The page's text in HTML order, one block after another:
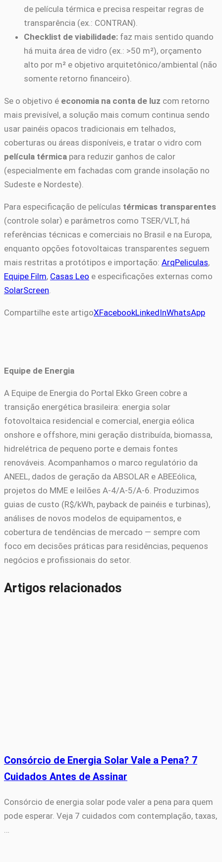
de película térmica e precisa respeitar regras de
transparência (ex.: CONTRAN).
Checklist de viabilidade: faz mais sentido quando
há muita área de vidro (ex.: >50 m²), orçamento
alto por m² e objetivo arquitetônico/ambiental (não
somente retorno financeiro).
Se o objetivo é economia na conta de luz com retorno
mais previsível, a solução mais comum continua sendo
usar painéis opacos tradicionais em telhados,
coberturas ou áreas disponíveis, e tratar o vidro com
película térmica para reduzir ganhos de calor
(especialmente em fachadas com grande insolação no
Sudeste e Nordeste).
Para especificação de películas térmicas transparentes
(controle solar) e parâmetros como TSER/VLT, há
referências técnicas e comerciais no Brasil e na Europa,
enquanto opções fotovoltaicas transparentes seguem
mais restritas a protótipos e importação: ArqPeliculas,
Equipe Film, Casas Leo e especificações externas como
SolarScreen.
Compartilhe este artigoXFacebookLinkedInWhatsApp
Equipe de Energia
A Equipe de Energia do Portal Ekko Green cobre a
transição energética brasileira: energia solar
fotovoltaica residencial e comercial, energia eólica
onshore e offshore, mini geração distribuída, biomassa,
hidrelétrica de pequeno porte e demais fontes
renováveis. Acompanhamos o marco regulatório da
ANEEL, dados de geração da ABSOLAR e ABEEólica,
projetos do MME e leilões A-4/A-5/A-6. Produzimos
guias de custo (R$/kWh, payback de painéis e turbinas),
análises de novos modelos de equipamentos, e
cobertura de tendências de mercado — sempre com
foco em decisões práticas para residências, pequenos
negócios e profissionais do setor.
Artigos relacionados
Consórcio de Energia Solar Vale a Pena? 7
Cuidados Antes de Assinar
Consórcio de energia solar pode valer a pena para quem
pode esperar. Veja 7 cuidados com contemplação, taxas,
…